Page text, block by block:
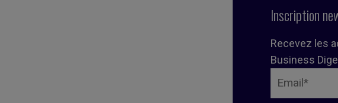
Inscription
Recevez les
Business